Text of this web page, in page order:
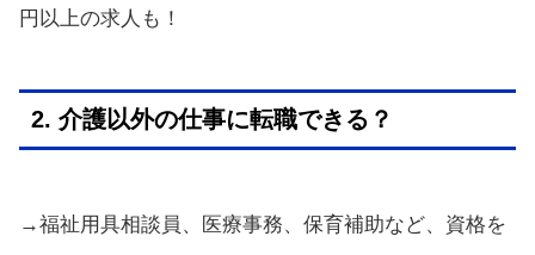
円以上の求人も！
2. 介護以外の仕事に転職できる？
→福祉用具相談員、医療事務、保育補助など、資格を